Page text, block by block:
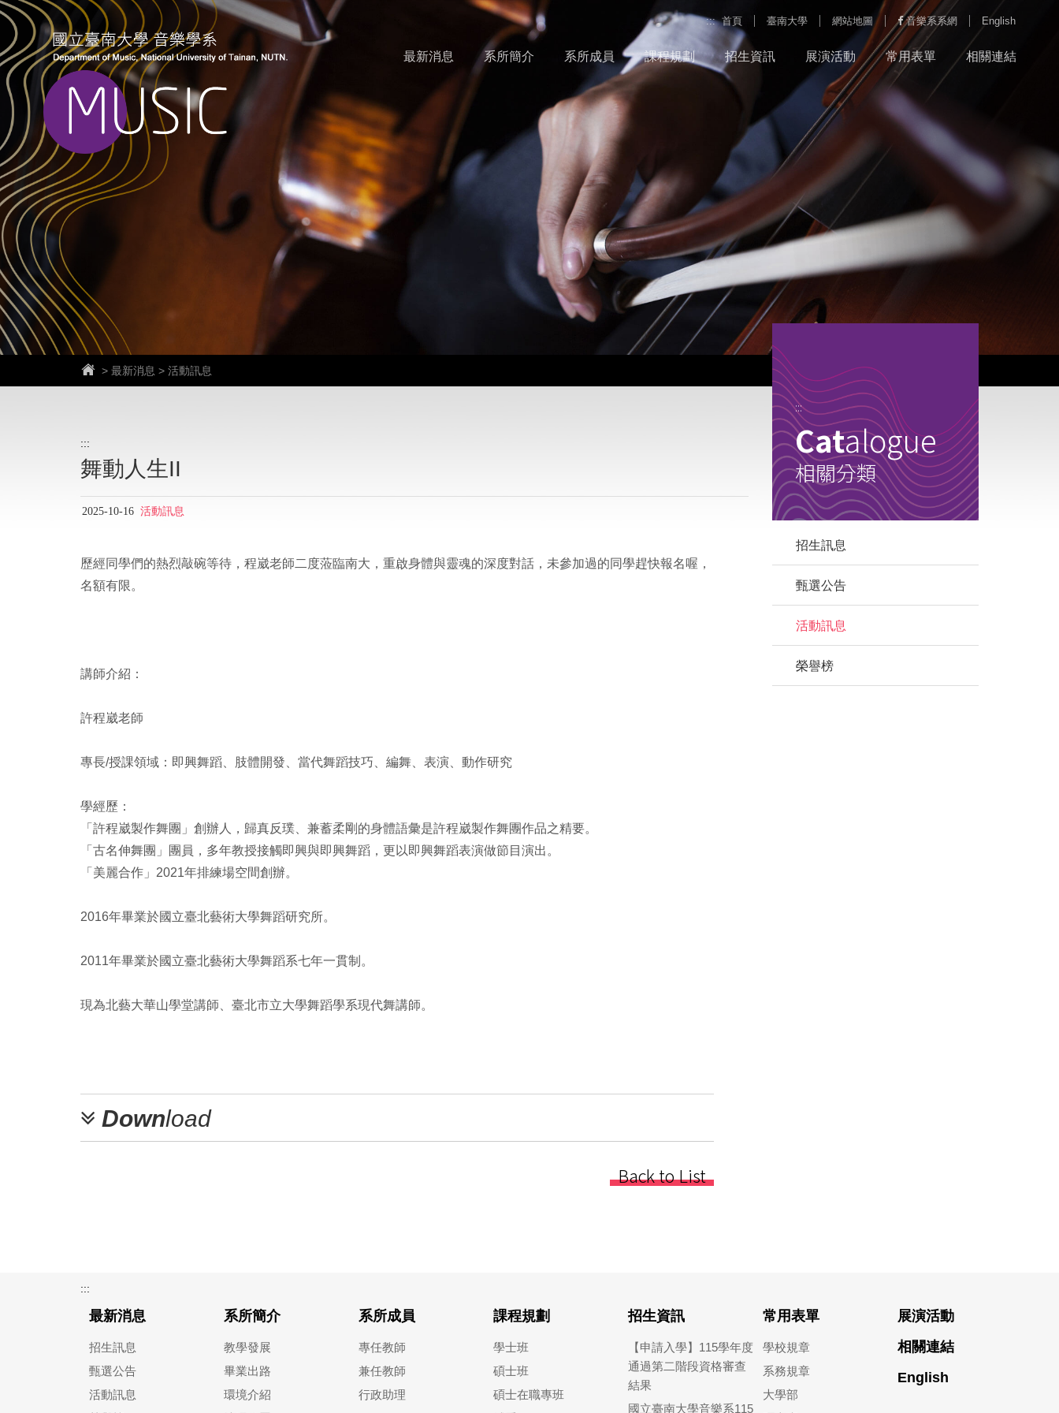
跳
主
要
內
塊
English
音樂系系網
網站地圖
臺南大學
首頁
:::
最新消息 系所簡介 系所成員 課程規劃 招生資訊 展演活動 常用表單 相關連結
> 最新消息 > 活動訊息
:::
舞動人生II
2025-10-16 活動訊息
歷經同學們的熱烈敲碗等待，程崴老師二度蒞臨南大，重啟身體與靈魂的深度對話，未參加過的同學趕快報名喔，
名額有限。
講師介紹：
許程崴老師
專長/授課領域：即興舞蹈、肢體開發、當代舞蹈技巧、編舞、表演、動作研究
學經歷：
「許程崴製作舞團」創辦人，歸真反璞、兼蓄柔剛的身體語彙是許程崴製作舞團作品之精要。
「古名伸舞團」團員，多年教授接觸即興與即興舞蹈，更以即興舞蹈表演做節目演出。
「美麗合作」2021年排練場空間創辦。
2016年畢業於國立臺北藝術大學舞蹈研究所。
2011年畢業於國立臺北藝術大學舞蹈系七年一貫制。
現為北藝大華山學堂講師、臺北市立大學舞蹈學系現代舞講師。
Download
Back to List
:::
Catalogue
相關分類
招生訊息
甄選公告
活動訊息
榮譽榜
:::
最新消息
招生訊息
甄選公告
活動訊息
系所簡介
教學發展
畢業出路
環境介紹
系所成員
專任教師
兼任教師
行政助理
課程規劃
學士班
碩士班
碩士在職專班
招生資訊
【申請入學】115學年度
通過第二階段資格審查
結果
國立臺南大學音樂系115
常用表單
學校規章
系務規章
大學部
展演活動
相關連結
English